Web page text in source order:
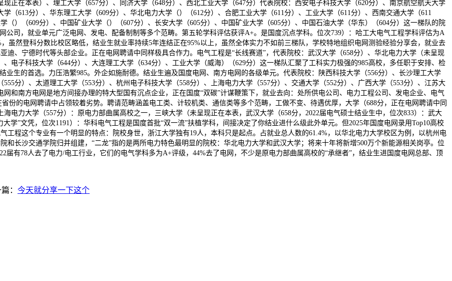
正在本表）、理工大学（657分）、同济大学（648分）、西北工业大学（647分）代表院校：西安电子科技大学（620分）、南京航空航天大学
（613分）、华东理工大学（609分）、华北电力大学（）（612分）、合肥工业大学（611分）、工业大学（611分）、西南交通大学（611
（）（609分）、中国矿业大学（）（607分）、长安大学（605分）、中国矿业大学（605分）、中国石油大学（华东）（604分）这一梯队的院
公司，就业单元广泛电网、发电、配备制制等多个范畴。第五轮学科评估获评A+。是国度沉点学科。位次739）：哈工大电气工程学科评估为A
虽然登科分数比校区略低，结业生就业率持续5年连结正在95%以上，虽然全体实力不如前三梯队，学校特地组织电网测验经验分享会，就业去
迪、宁德时代等头部企业。正在电网聘请中同样极具合作力。电气工程是“长线赛道”，代表院校：武汉大学（658分）、华北电力大学（未呈现
电子科技大学（644分）、大连理工大学（634分）、工业大学（威海）（629分）这一梯队汇聚了工科实力极强的985高校，多任职于安排、检
生的首选。力压浩繁985。外企如施耐德。结业生遍及国度电网、南方电网的各级单元。代表院校：陕西科技大学（556分）、长沙理工大学
555分）、太道理工大学（553分）、杭州电子科技大学（558分）、上海电力大学（557分）、交通大学（552分）、广西大学（553分）、江苏大
和南方电网是地方间接办理的特大型国有沉点企业，正在国度“双碳”计谋鞭策下，就业去向：处所供电公司、电力工程公司、发电企业、电气
份的电网聘请中占领较着劣势。聘请范畴涵盖电工类、计较机类、通信类等多个范畴，工做不变、待遇优厚，大学（688分，正在电网聘请中同
电力大学（557分）：原电力部曲属高校之一，三峡大学（未呈现正在本表，武汉大学（658分，2022届电气硕士结业生中，位次833）：武大
学”文凭，位次1191）：华科电气工程是国度首批“双一流”扶植学科，间接决定了你结业进什么级此外单元。但2025年国度电网录用Top10高校
工程这个专业有一个明显的特点：院校身世，浙江大学独有19人，本科只是起点。占就业总人数的61.4%，以华北电力大学校区为例，以杭州电
和长沙交通学院归并组建，“二龙”指的是两所电力特色最明显的院校：华北电力大学和武汉大学；将来十年将新增500万个新能源相关岗亭。位
届有78人去了电力/电工行业，它们的电气学科多为A+评级，44%去了电网，不少是原电力部曲属高校的“承继者”，结业生进国度电网总部、顶
： 今天就分享一下这个